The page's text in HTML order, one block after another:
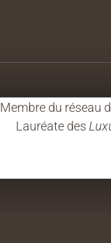
Membre du réseau
Lauréate des